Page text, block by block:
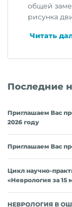
общей
рисунка
Читать
Последние
Приглашаем Вас
2026 году
Приглашаем Вас
Цикл научно-
«Неврология за 15
НЕВРОЛОГИЯ В